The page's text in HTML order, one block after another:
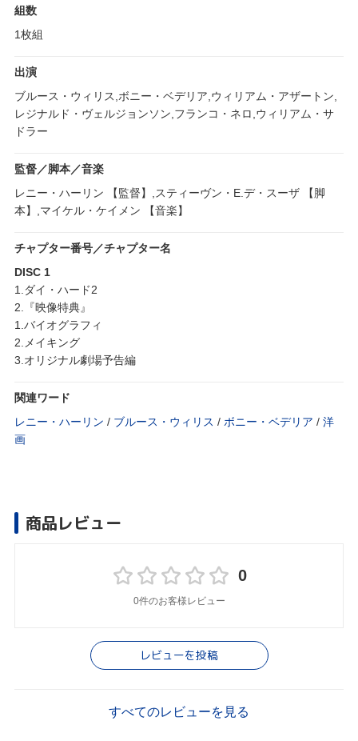
組数
1枚組
出演
ブルース・ウィリス,ボニー・ベデリア,ウィリアム・アザートン,
レジナルド・ヴェルジョンソン,フランコ・ネロ,ウィリアム・サ
ドラー
監督／脚本／音楽
レニー・ハーリン 【監督】,スティーヴン・E.デ・スーザ 【脚
本】,マイケル・ケイメン 【音楽】
チャプター番号／チャプター名
DISC 1
1.ダイ・ハード2
2.『映像特典』
1.バイオグラフィ
2.メイキング
3.オリジナル劇場予告編
関連ワード
レニー・ハーリン / ブルース・ウィリス / ボニー・ベデリア / 洋
画
商品レビュー
0
0件のお客様レビュー
レビューを投稿
すべてのレビューを見る